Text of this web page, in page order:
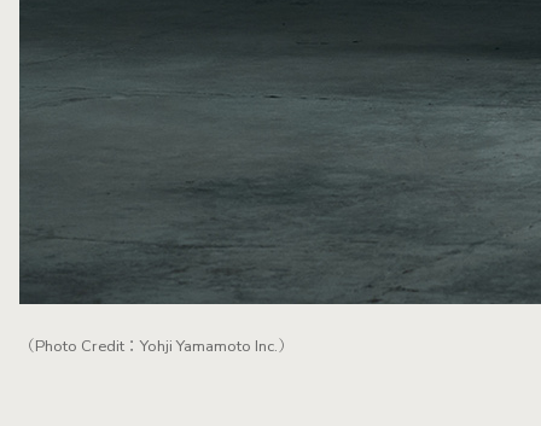
（Photo Credit：Yohji Yamamoto Inc.）